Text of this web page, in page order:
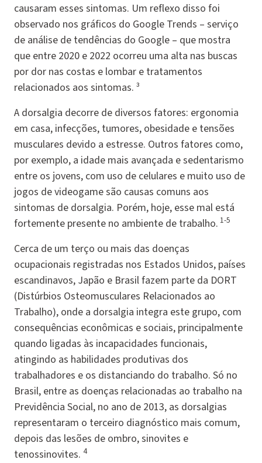
causaram esses sintomas. Um reflexo disso foi
observado nos gráficos do Google Trends – serviço
de análise de tendências do Google – que mostra
que entre 2020 e 2022 ocorreu uma alta nas buscas
por dor nas costas e lombar e tratamentos
relacionados aos sintomas. ³
A dorsalgia decorre de diversos fatores: ergonomia
em casa, infecções, tumores, obesidade e tensões
musculares devido a estresse. Outros fatores como,
por exemplo, a idade mais avançada e sedentarismo
entre os jovens, com uso de celulares e muito uso de
jogos de videogame são causas comuns aos
sintomas de dorsalgia. Porém, hoje, esse mal está
fortemente presente no ambiente de trabalho. 1-5
Cerca de um terço ou mais das doenças
ocupacionais registradas nos Estados Unidos, países
escandinavos, Japão e Brasil fazem parte da DORT
(Distúrbios Osteomusculares Relacionados ao
Trabalho), onde a dorsalgia integra este grupo, com
consequências econômicas e sociais, principalmente
quando ligadas às incapacidades funcionais,
atingindo as habilidades produtivas dos
trabalhadores e os distanciando do trabalho. Só no
Brasil, entre as doenças relacionadas ao trabalho na
Previdência Social, no ano de 2013, as dorsalgias
representaram o terceiro diagnóstico mais comum,
depois das lesões de ombro, sinovites e
tenossinovites. 4